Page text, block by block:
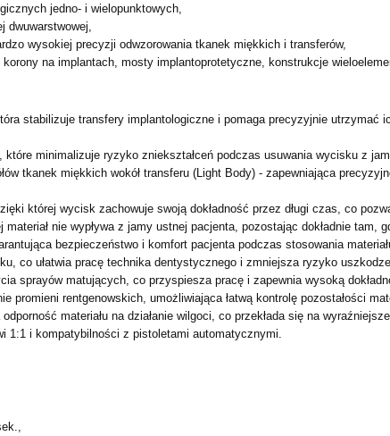
jedno- i wielopunktowych,
dwuwarstwowej,
wysokiej precyzji odwzorowania tkanek miękkich i transferów,
na implantach, mosty implantoprotetyczne, konstrukcje
stabilizuje transfery implantologiczne i pomaga precyzyjnie utrzymać
minimalizuje ryzyko zniekształceń podczas usuwania wycisku z
tkanek miękkich wokół transferu (Light Body) - zapewniająca
której wycisk zachowuje swoją dokładność przez długi czas, co
nie wypływa z jamy ustnej pacjenta, pozostając dokładnie tam,
bezpieczeństwo i komfort pacjenta podczas stosowania
co ułatwia pracę technika dentystycznego i zmniejsza ryzyko
sprayów matujących, co przyspiesza pracę i zapewnia wysoką
promieni rentgenowskich, umożliwiająca łatwą kontrolę pozostałości
materiału na działanie wilgoci, co przekłada się na
1:1 i kompatybilności z pistoletami automatycznymi.